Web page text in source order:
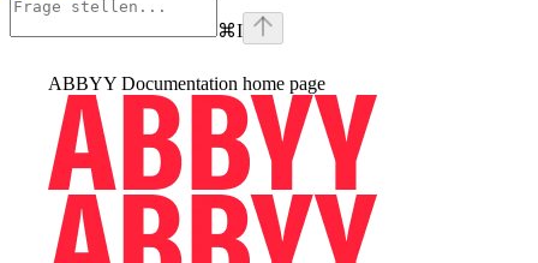
⌘I
ABBYY Documentation home page